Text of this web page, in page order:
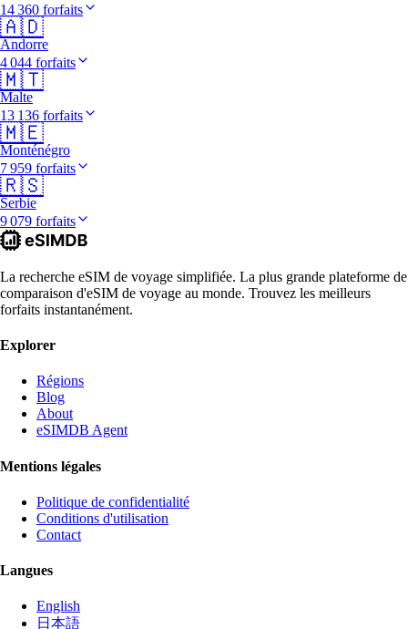
14 360 forfaits
🇦🇩
Andorre
4 044 forfaits
🇲🇹
Malte
13 136 forfaits
🇲🇪
Monténégro
7 959 forfaits
🇷🇸
Serbie
9 079 forfaits
La recherche eSIM de voyage simplifiée. La plus grande plateforme de
comparaison d'eSIM de voyage au monde. Trouvez les meilleurs
forfaits instantanément.
Explorer
Régions
Blog
About
eSIMDB Agent
Mentions légales
Politique de confidentialité
Conditions d'utilisation
Contact
Langues
English
日本語